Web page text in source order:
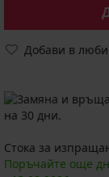
Добави в
на 30 дни.
Стока за
Поръчайте още